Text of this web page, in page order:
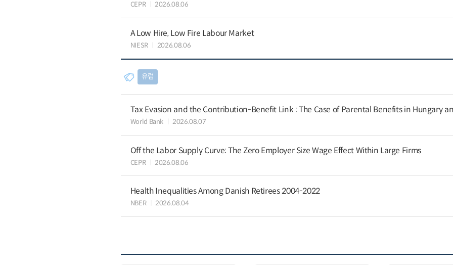
CEPR 2026.08.06
A Low Hire, Low Fire Labour Market
NIESR 2026.08.06
유럽
Tax Evasion and the Contribution-Benefit Link : The Case of Parental Benefits in Hungary
World Bank 2026.08.07
Off the Labor Supply Curve: The Zero Employer Size Wage Effect Within Large Firms
CEPR 2026.08.06
Health Inequalities Among Danish Retirees 2004-2022
NBER 2026.08.04